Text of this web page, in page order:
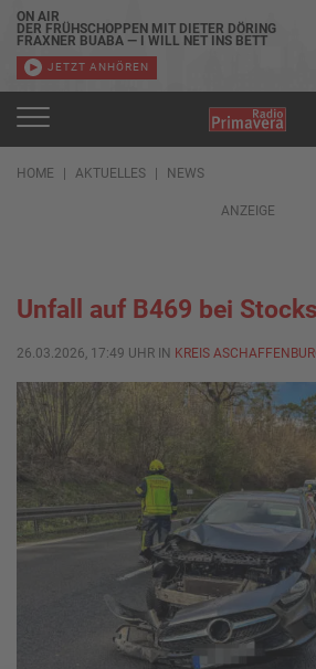
ON AIR
DER FRÜHSCHOPPEN MIT DIETER DÖRING
FRAXNER BUABA — I WILL NET INS BETT
JETZT ANHÖREN
HOME AKTUELLES NEWS
ANZEIGE
Unfall auf B469 bei
26.03.2026, 17:49 UHR IN KREIS